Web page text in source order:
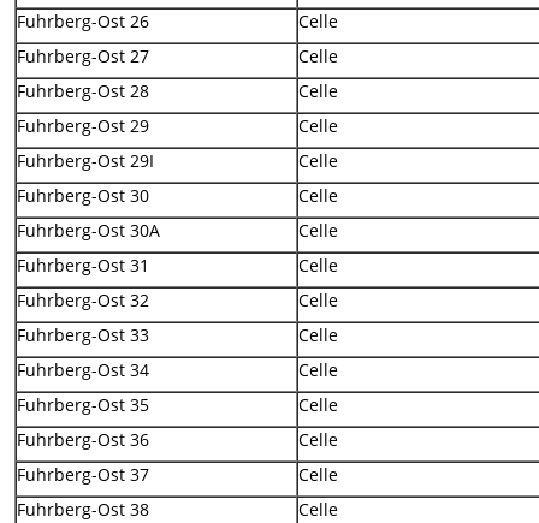
Fuhrberg-Ost 26
Celle
Fuhrberg-Ost 27
Celle
Fuhrberg-Ost 28
Celle
Fuhrberg-Ost 29
Celle
Fuhrberg-Ost 29I
Celle
Fuhrberg-Ost 30
Celle
Fuhrberg-Ost 30A
Celle
Fuhrberg-Ost 31
Celle
Fuhrberg-Ost 32
Celle
Fuhrberg-Ost 33
Celle
Fuhrberg-Ost 34
Celle
Fuhrberg-Ost 35
Celle
Fuhrberg-Ost 36
Celle
Fuhrberg-Ost 37
Celle
Fuhrberg-Ost 38
Celle